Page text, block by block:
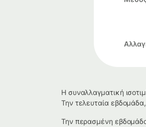
Η συναλλαγματική
Την τελευταία
Την περασμένη